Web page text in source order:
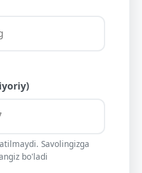
Savolingizga
bo'ladi